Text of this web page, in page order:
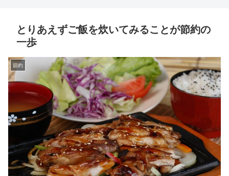
とりあえずご飯を炊いてみることが節約の
一歩
節約